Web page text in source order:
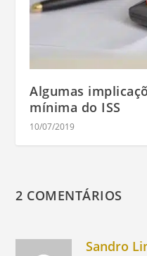
Algumas
mínima do ISS
10/07/2019
2 COMENTÁRIOS
Sandro